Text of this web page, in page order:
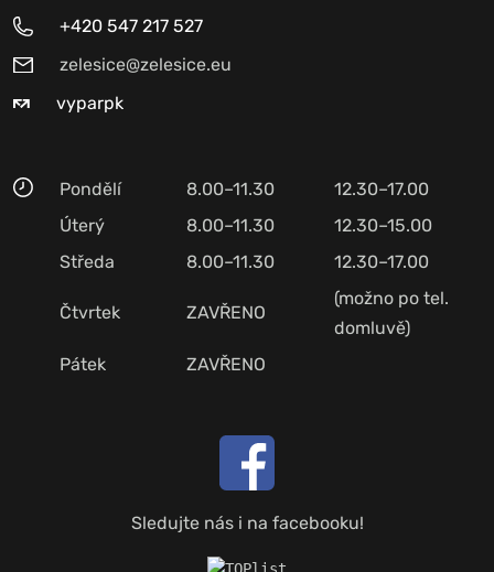
+420 547 217 527
zelesice@zelesice.eu
vyparpk
Pondělí 8.00–11.30
12.30–17.00
Úterý
8.00–11.30
12.30–15.00
Středa
8.00–11.30 12.30–17.00
Čtvrtek ZAVŘENO
(možno po tel.
domluvě)
Pátek
ZAVŘENO
Sledujte nás i na facebooku!